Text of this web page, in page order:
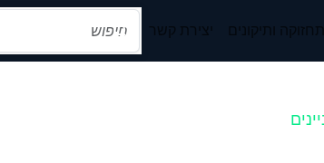
תחזוקה ותיקונים יצירת קשר